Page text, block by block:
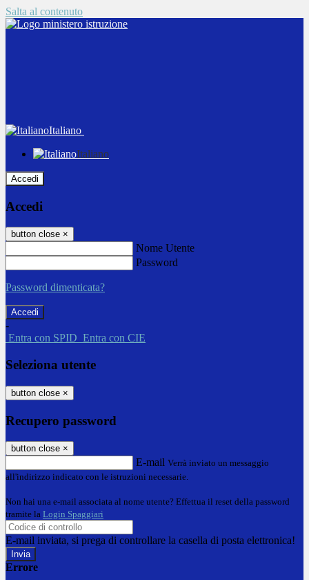
Salta al contenuto
Italiano
Italiano
Accedi
Accedi
button close ×
Nome Utente
Password
Password dimenticata?
-
Entra con SPID Entra con CIE
Seleziona utente
button close ×
Recupero password
button close ×
E-mail Verrà inviato un messaggio
all'indirizzo indicato con le istruzioni necessarie.
Non hai una e-mail associata al nome utente? Effettua il reset della password
tramite la Login Spaggiari
E-mail inviata, si prega di controllare la casella di posta elettronica!
Errore